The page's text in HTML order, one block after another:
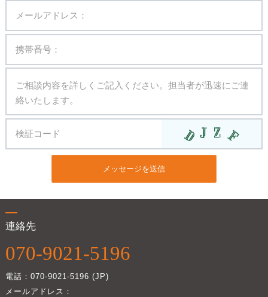
メッセージを送信
連絡先
070-9021-5196
電話：070-9021-5196 (JP)
メールアドレス：